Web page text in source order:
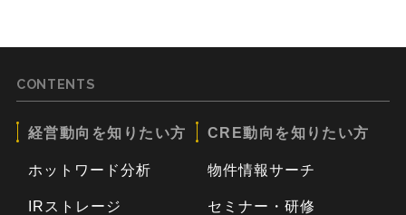
CONTENTS
経営動向を知りたい方
ホットワード分析
IRストレージ
CRE動向を知りたい方
物件情報サーチ
セミナー・研修